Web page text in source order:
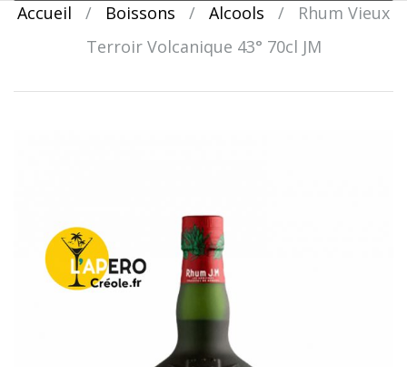
content
Accueil / Boissons / Alcools /
Rhum Vieux
Terroir Volcanique 43° 70cl JM